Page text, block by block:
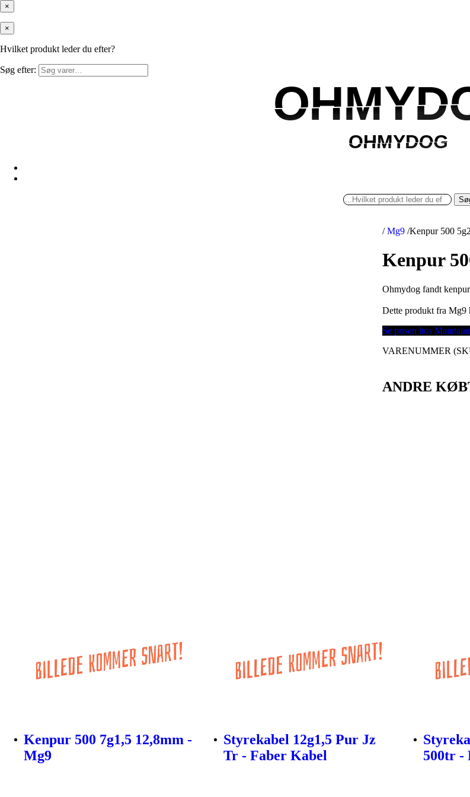
×
×
Hvilket produkt leder du efter?
Søg efter:
OHMYDOG
OHMYDOG
/ Mg9 /Kenpur 500
Kenpur
Ohmydog fandt
Dette produkt fra Mg9
Se prisen hos
VARENUMMER
ANDRE
Kenpur 500 7g1,5 12,8mm -
Mg9
Styrekabel 12g1,5 Pur Jz
Tr - Faber Kabel
500tr -